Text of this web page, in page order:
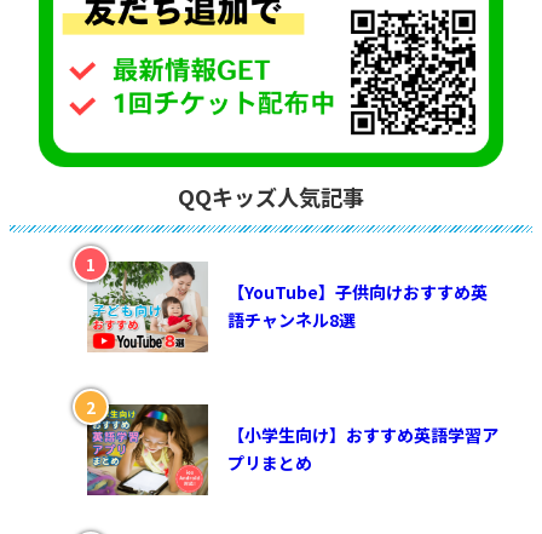
QQキッズ人気記事
【YouTube】子供向けおすすめ英
語チャンネル8選
【小学生向け】おすすめ英語学習ア
プリまとめ